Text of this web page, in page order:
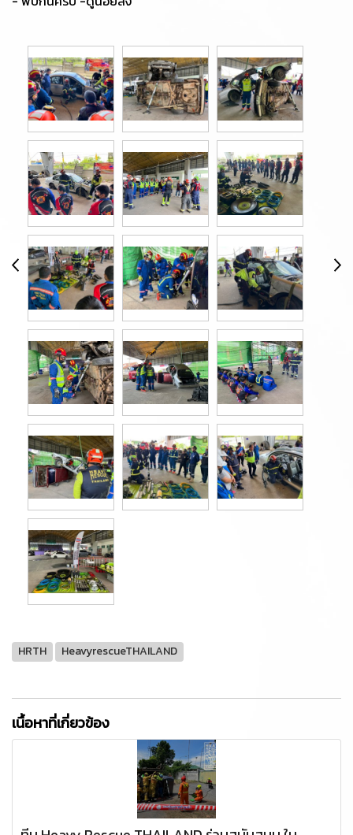
HRTH HeavyrescueTHAILAND
เนื้อหาที่เกี่ยวข้อง